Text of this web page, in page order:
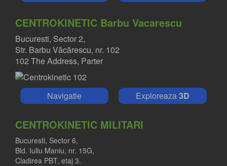
CENTROKINETIC Barbu Vacarescu
Bucuresti, Sector 2,
Str. Barbu Văcărescu, nr. 102
102 The Address, Parter
Navigatie Exploreaza3D
CENTROKINETIC MILITARI
Bucuresti, Sector 6,
Bld. Iuliu Maniu, nr. 15G,
Cladirea PBT, etaj 3.